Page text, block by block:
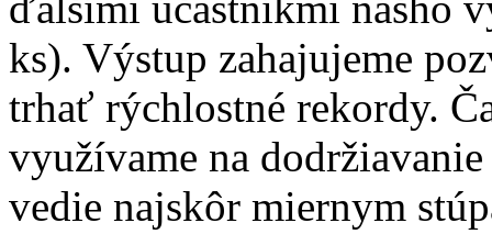
ks). Výstup zahajujeme
trhať rýchlostné rekordy.
využívame na
vedie najskôr miernym